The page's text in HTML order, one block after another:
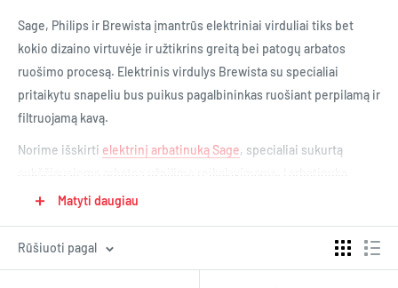
Sage, Philips ir Brewista įmantrūs elektriniai virduliai tiks bet
kokio dizaino virtuvėje ir užtikrins greitą bei patogų arbatos
ruošimo procesą. Elektrinis virdulys Brewista su specialiai
pritaikytu snapeliu bus puikus pagalbininkas ruošiant perpilamą ir
filtruojamą kavą.
Norime išskirti elektrinį arbatinuką Sage, specialiai sukurtą
aukščiausiems arbatos užpilimo reikalavimams. Į arbatinuką
įpilkite vandens, į filtrą supilkite
temperatūrai, virdulys atliks savo darbą nuleisdamas arbatos filtrą
Matyti daugiau
Rūšiuoti pagal